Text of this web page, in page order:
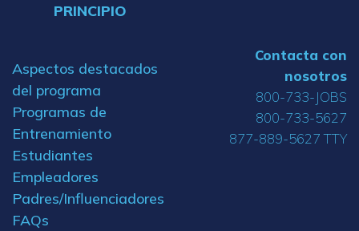
PRINCIPIO
Aspectos destacados
del programa
Programas de
Entrenamiento
Estudiantes
Empleadores
Padres/Influenciadores
FAQs
Contacta con
nosotros
800-733-JOBS
800-733-5627
877-889-5627 TTY